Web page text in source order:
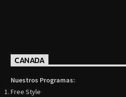
CANADA
Nuestros Programas:
Free Style